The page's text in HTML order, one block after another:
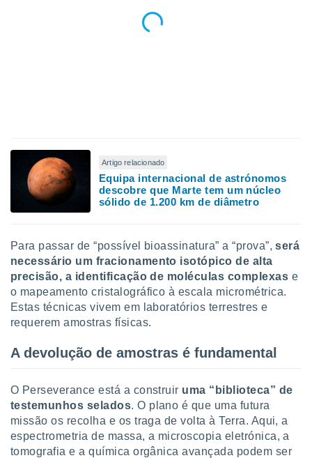
Artigo relacionado
Equipa internacional de astrónomos
descobre que Marte tem um núcleo
sólido de 1.200 km de diâmetro
Para passar de “possível bioassinatura” a “prova”,será
necessário um fracionamento isotópico de alta
precisão, a identificação de moléculas complexas e
o mapeamento cristalográfico à escala micrométrica.
Estas técnicas vivem em laboratórios terrestres e
requerem amostras físicas.
A devolução de amostras é fundamental
O Perseverance está a construir uma “biblioteca” de
testemunhos selados. O plano é que uma futura
missão os recolha e os traga de volta à Terra. Aqui, a
espectrometria de massa, a microscopia eletrónica, a
tomografia e a química orgânica avançada podem ser